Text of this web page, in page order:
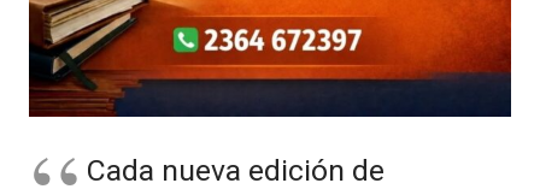
Cada nueva edición de